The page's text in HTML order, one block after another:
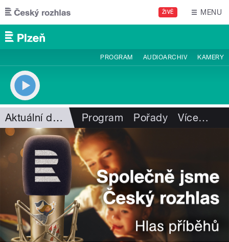
Přejít k hlavnímu obsahu
ŽIVĚ MENU
PROGRAM AUDIOARCHIV KAMERY
Aktuální dění Program Pořady Více…